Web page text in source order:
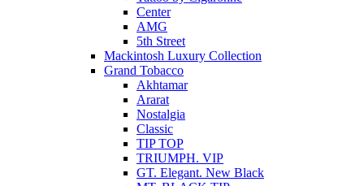
Center
AMG
5th Street
Mackintosh Luxury Collection
Grand Tobacco
Akhtamar
Ararat
Nostalgia
Classic
TIP TOP
TRIUMPH. VIP
GT. Elegant. New Black